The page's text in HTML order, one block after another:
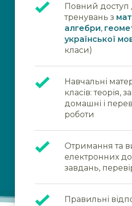
Повний доступ
тренувань з
алгебри,
української
класи)
Навчальні
класів: теорія,
домашні і
роботи
Отримання та
електронних
завдань,
Правильні